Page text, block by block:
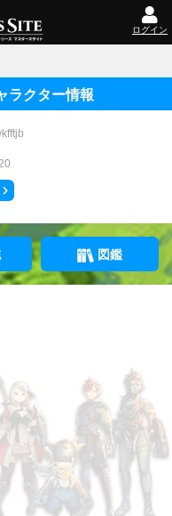
ログイン
ラクター情報
図鑑